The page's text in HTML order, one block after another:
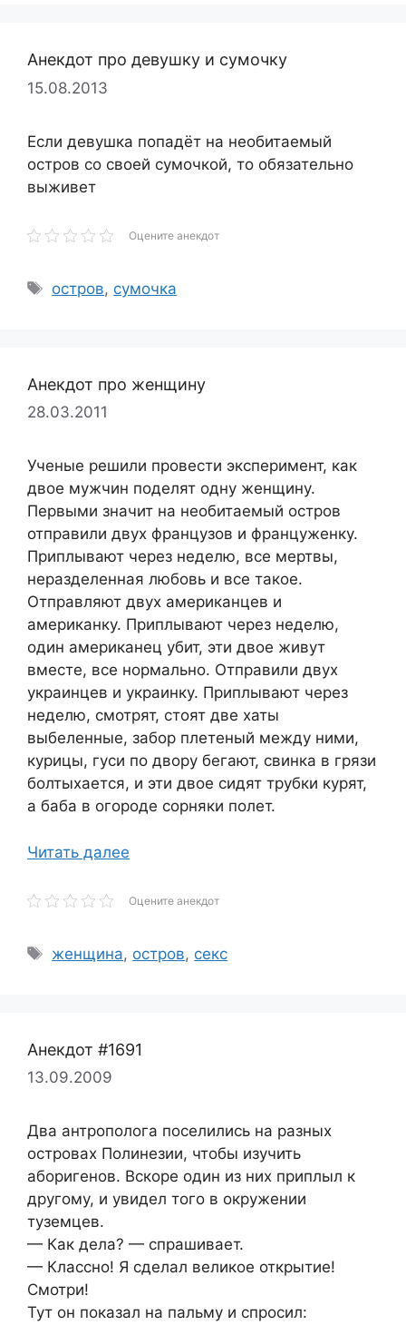
Анекдот про девушку и сумочку
15.08.2013
Если девушка попадёт на необитаемый
остров со своей сумочкой, то обязательно
выживет
Оцените анекдот
Метки
остров, сумочка
Анекдот про женщину
28.03.2011
Ученые решили провести эксперимент, как
двое мужчин поделят одну женщину.
Первыми значит на необитаемый остров
отправили двух французов и француженку.
Приплывают через неделю, все мертвы,
неразделенная любовь и все такое.
Отправляют двух американцев и
американку. Приплывают через неделю,
один американец убит, эти двое живут
вместе, все нормально. Отправили двух
украинцев и украинку. Приплывают через
неделю, смотрят, стоят две хаты
выбеленные, забор плетеный между ними,
курицы, гуси по двору бегают, свинка в грязи
болтыхается, и эти двое сидят трубки курят,
а баба в огороде сорняки полет.
Читать далее
Оцените анекдот
Метки
женщина, остров, секс
Анекдот #1691
13.09.2009
Два антрополога поселились на разных
островах Полинезии, чтобы изучить
аборигенов. Вскоре один из них приплыл к
другому, и увидел того в окружении
туземцев.
— Как дела? — спрашивает.
— Классно! Я сделал великое открытие!
Смотри!
Тут он показал на пальму и спросил: